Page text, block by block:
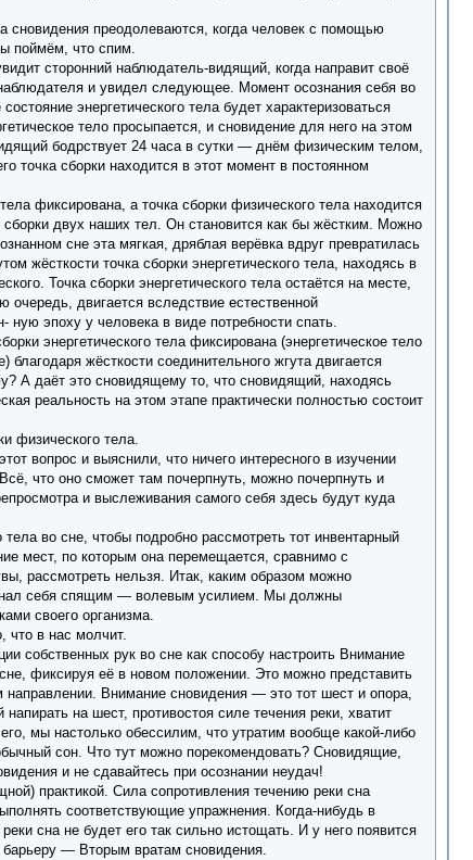
сновидения преодолеваются, когда человек с помощью
поймём, что спим.
сторонний наблюдатель-видящий, когда направит своё
и увидел следующее. Момент осознания себя во
энергетического тела будет характеризоваться
тело просыпается, и сновидение для него на этом
бодрствует 24 часа в сутки — днём физическим телом,
точка сборки находится в этот момент в постоянном
фиксирована, а точка сборки физического тела находится
сборки двух наших тел. Он становится как бы жёстким. Можно
сне эта мягкая, дряблая верёвка вдруг превратилась
жёсткости точка сборки энергетического тела, находясь в
Точка сборки энергетического тела остаётся на месте,
двигается вследствие естественной
ную эпоху у человека в виде потребности спать.
энергетического тела фиксирована (энергетическое тело
благодаря жёсткости соединительного жгута двигается
А даёт это сновидящему то, что сновидящий, находясь
реальность на этом этапе практически полностью состоит
физического тела.
вопрос и выяснили, что ничего интересного в изучении
что оно сможет там почерпнуть, можно почерпнуть и
и выслеживания самого себя здесь будут куда
во сне, чтобы подробно рассмотреть тот инвентарный
мест, по которым она перемещается, сравнимо с
рассмотреть нельзя. Итак, каким образом можно
себя спящим — волевым усилием. Мы должны
своего организма.
что в нас молчит.
собственных рук во сне как способу настроить Внимание
фиксируя её в новом положении. Это можно представить
направлении. Внимание сновидения — это тот шест и опора,
на шест, противостоя силе течения реки, хватит
мы настолько обессилим, что утратим вообще какой-либо
сон. Что тут можно порекомендовать? Сновидящие,
и не сдавайтесь при осознании неудач!
практикой. Сила сопротивления течению реки сна
соответствующие упражнения. Когда-нибудь в
сна не будет его так сильно истощать. И у него появится
барьеру — Вторым вратам сновидения.